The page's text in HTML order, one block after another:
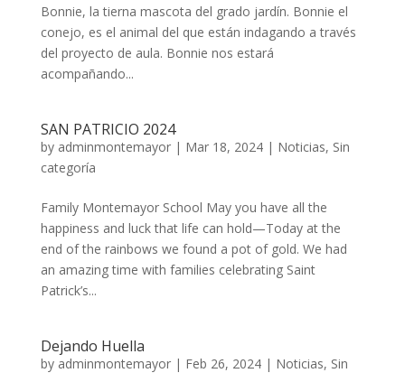
Bonnie, la tierna mascota del grado jardín. Bonnie el
conejo, es el animal del que están indagando a través
del proyecto de aula. Bonnie nos estará
acompañando...
SAN PATRICIO 2024
by adminmontemayor| Mar 18, 2024| Noticias, Sin
categoría
Family Montemayor School May you have all the
happiness and luck that life can hold—Today at the
end of the rainbows we found a pot of gold. We had
an amazing time with families celebrating Saint
Patrick’s...
Dejando Huella
by adminmontemayor| Feb 26, 2024| Noticias, Sin